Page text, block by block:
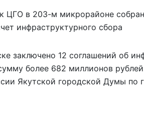
заключено 12 соглашений об
более 682 миллионов
Якутской городской Думы по